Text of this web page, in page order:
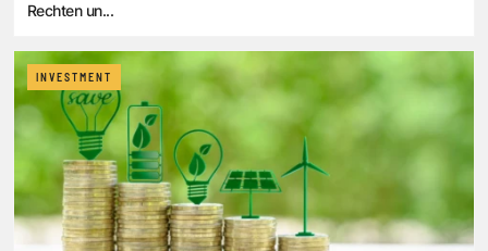
Rechten un...
INVESTMENT